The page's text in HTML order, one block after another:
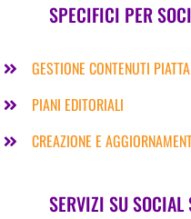
SPECIFICI PER
GESTIONE CONTENUTI
PIANI EDITORIALI
CREAZIONE E
SERVIZI SU